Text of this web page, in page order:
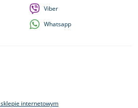
sklepie internetowym
Viber
Whatsapp